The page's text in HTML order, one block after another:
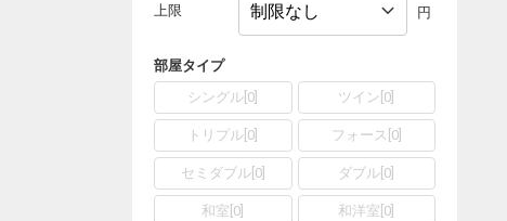
上限 円
部屋タイプ
シングル 0 ツイン 0
トリプル 0 フォース 0]
セミダブル[ 0] ダブル 0
和室 0 和洋室 0